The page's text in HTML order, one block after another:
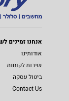
אנחנו זמינים
אודותינו
שירות לקוחות
ביטול עסקה
Contact Us